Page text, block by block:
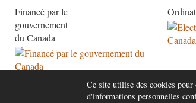
Financé par le
gouvernement
du Canada
Ce site utilise des cookies
d'informations personnelles